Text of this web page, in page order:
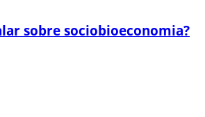
sobre sociobioeconomia?